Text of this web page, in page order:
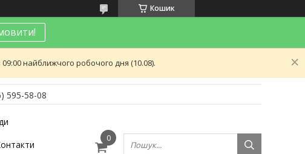
Кошик
найближчого робочого дня (10.08).
595-58-08